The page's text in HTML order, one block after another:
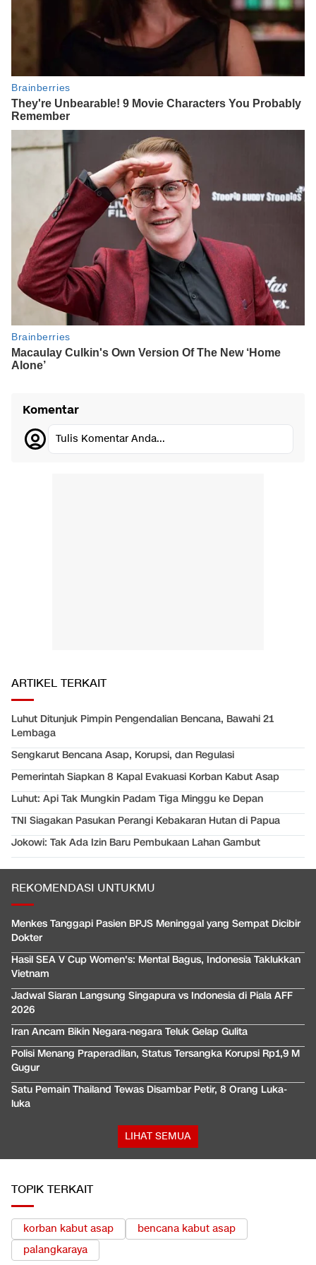
Komentar
Tulis Komentar Anda...
ARTIKEL TERKAIT
Luhut Ditunjuk Pimpin Pengendalian Bencana, Bawahi 21
Lembaga
Sengkarut Bencana Asap, Korupsi, dan Regulasi
Pemerintah Siapkan 8 Kapal Evakuasi Korban Kabut Asap
Luhut: Api Tak Mungkin Padam Tiga Minggu ke Depan
TNI Siagakan Pasukan Perangi Kebakaran Hutan di Papua
Jokowi: Tak Ada Izin Baru Pembukaan Lahan Gambut
REKOMENDASI UNTUKMU
Menkes Tanggapi Pasien BPJS Meninggal yang Sempat Dicibir
Dokter
Hasil SEA V Cup Women's: Mental Bagus, Indonesia Taklukkan
Vietnam
Jadwal Siaran Langsung Singapura vs Indonesia di Piala AFF
2026
Iran Ancam Bikin Negara-negara Teluk Gelap Gulita
Polisi Menang Praperadilan, Status Tersangka Korupsi Rp1,9 M
Gugur
Satu Pemain Thailand Tewas Disambar Petir, 8 Orang Luka-
luka
LIHAT SEMUA
TOPIK TERKAIT
korban kabut asap
bencana kabut asap
palangkaraya